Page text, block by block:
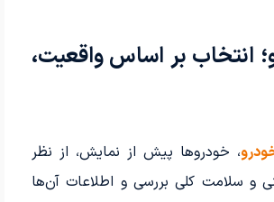
انتخاب بر اساس واقعیت،
، خودروها پیش از نمایش، از نظر
و سلامت کلی بررسی و اطلاعات آن‌ها